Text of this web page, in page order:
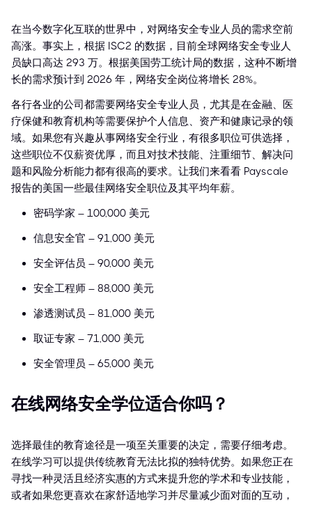
在当今数字化互联的世界中，对网络安全专业人员的需求空前
高涨。事实上，根据 ISC2 的数据，目前全球网络安全专业人
员缺口高达 293 万。根据美国劳工统计局的数据，这种不断增
长的需求预计到 2026 年，网络安全岗位将增长 28%。
各行各业的公司都需要网络安全专业人员，尤其是在金融、医
疗保健和教育机构等需要保护个人信息、资产和健康记录的领
域。如果您有兴趣从事网络安全行业，有很多职位可供选择，
这些职位不仅薪资优厚，而且对技术技能、注重细节、解决问
题和风险分析能力都有很高的要求。让我们来看看 Payscale
报告的美国一些最佳网络安全职位及其平均年薪。
密码学家 – 100,000 美元
信息安全官 – 91,000 美元
安全评估员 – 90,000 美元
安全工程师 – 88,000 美元
渗透测试员 – 81,000 美元
取证专家 – 71,000 美元
安全管理员 – 65,000 美元
在线网络安全学位适合你吗？
选择最佳的教育途径是一项至关重要的决定，需要仔细考虑。
在线学习可以提供传统教育无法比拟的独特优势。如果您正在
寻找一种灵活且经济实惠的方式来提升您的学术和专业技能，
或者如果您更喜欢在家舒适地学习并尽量减少面对面的互动，